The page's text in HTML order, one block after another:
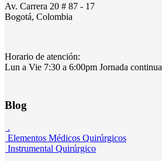
Av. Carrera 20 # 87 - 17
Bogotá, Colombia
Horario de atención:
Lun a Vie 7:30 a 6:00pm Jornada continua
Blog
.
Elementos Médicos Quirúrgicos
Instrumental Quirúrgico